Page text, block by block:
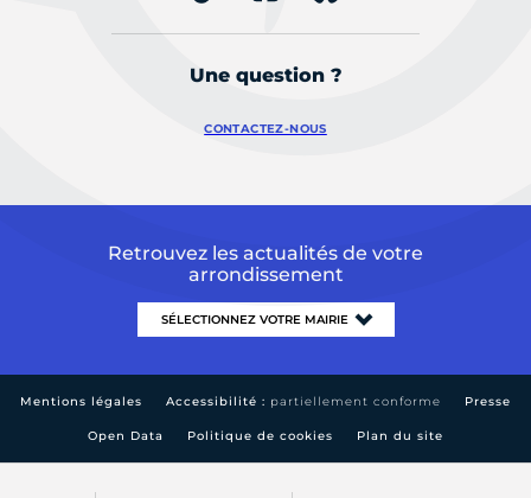
Une question ?
CONTACTEZ-NOUS
Retrouvez les actualités de votre
arrondissement
Mentions légales Accessibilité : partiellement conforme Presse
Open Data Politique de cookies Plan du site